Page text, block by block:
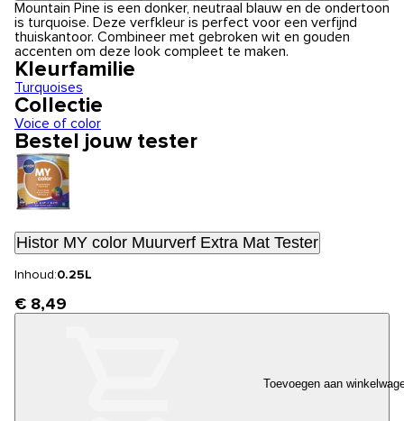
Mountain Pine is een donker, neutraal blauw en de ondertoon
is turquoise. Deze verfkleur is perfect voor een verfijnd
thuiskantoor. Combineer met gebroken wit en gouden
accenten om deze look compleet te maken.
Kleurfamilie
Turquoises
Collectie
Voice of color
Bestel jouw tester
Histor MY color Muurverf Extra Mat Tester
Inhoud:0.25L
€ 8,49
Toevoegen aan